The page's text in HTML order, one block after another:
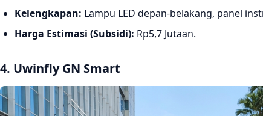
Kelengkapan: Lampu LED depan-belakang, panel
Harga Estimasi (Subsidi): Rp5,7 Jutaan.
4. Uwinfly GN Smart